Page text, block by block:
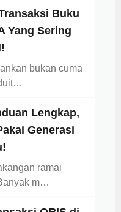
Buku
Yang Sering
bukan cuma
Lengkap,
Generasi
ramai
m…